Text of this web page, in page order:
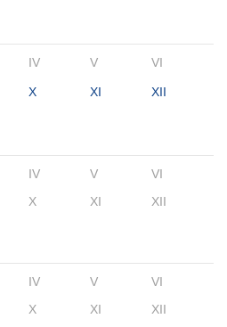
IV V VI
X XI XII
IV V
VI
X XI XII
IV V
VI
X XI XII